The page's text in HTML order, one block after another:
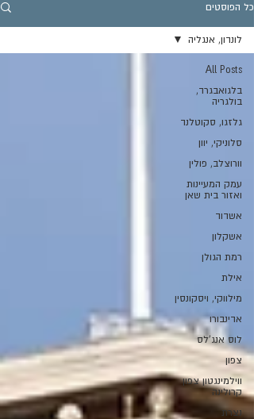
כל הפוסטים
All Posts
בלגואבגרד,
בולגריה
גלזגו, סקוטלנד
סלוניקי, יוון
וורוצלב, פולין
עמק המעיינות
ואזור בית שאן
אשדוד
אשקלון
רמת הגולן
אילת
מילווקי, ויסקונסין
אדינבורו
לוס אנג'לס
צפון
ווילמינגטון צפון
קרולינה
נצרת
לונדון, אנגליה